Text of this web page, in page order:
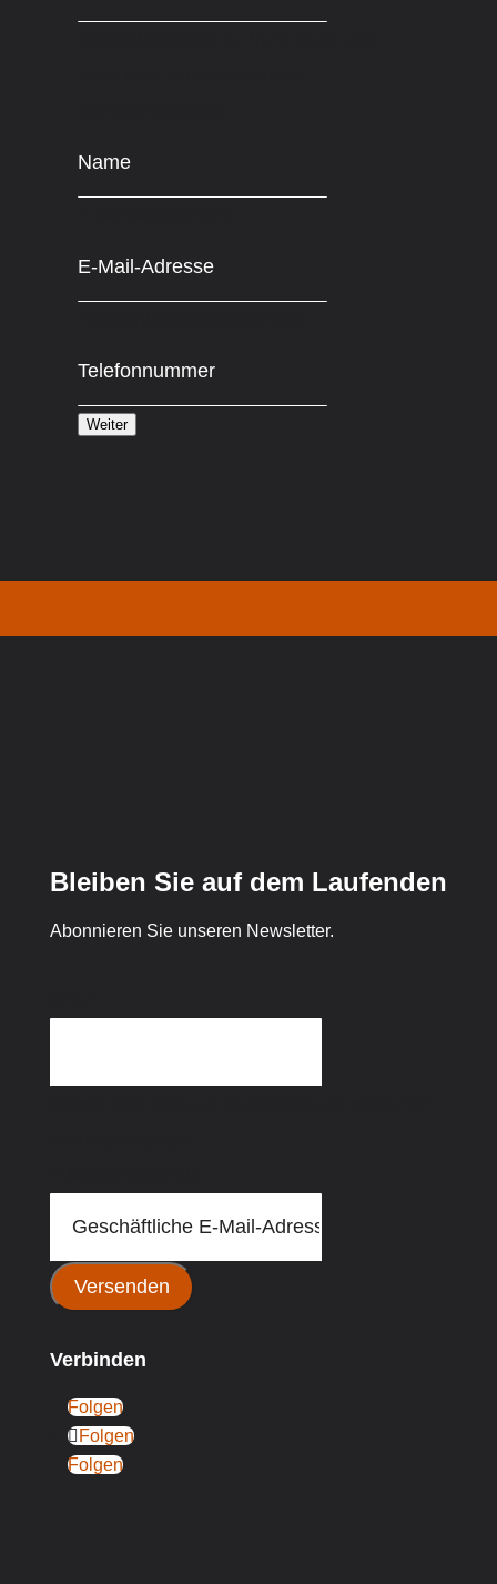
Weiter
Bleiben Sie auf dem Laufenden
Abonnieren Sie unseren Newsletter.
Versenden
Verbinden
Folgen
Folgen
Folgen